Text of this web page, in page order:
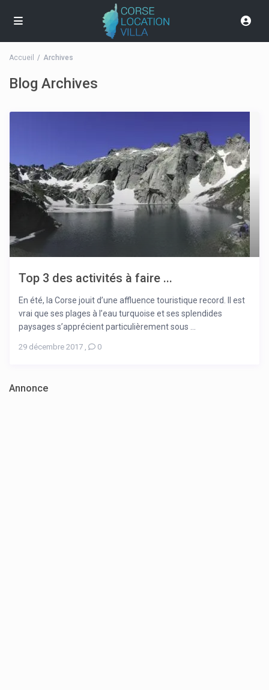
Accueil Archives
Blog Archives
Top 3 des activités à faire ...
En été, la Corse jouit d’une affluence touristique record. Il est
vrai que ses plages à l’eau turquoise et ses splendides
paysages s’apprécient particulièrement sous ...
29 décembre 2017 , 0
Annonce